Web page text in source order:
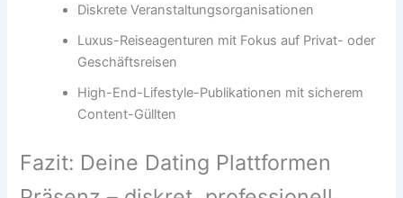
Diskrete Veranstaltungsorganisationen
Luxus-Reiseagenturen mit Fokus auf Privat- oder
Geschäftsreisen
High-End-Lifestyle-Publikationen mit sicherem
Content-Güllten
Fazit: Deine Dating Plattformen